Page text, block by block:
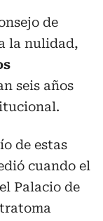
de
la nulidad,
seis años
de estas
cuando el
Palacio de